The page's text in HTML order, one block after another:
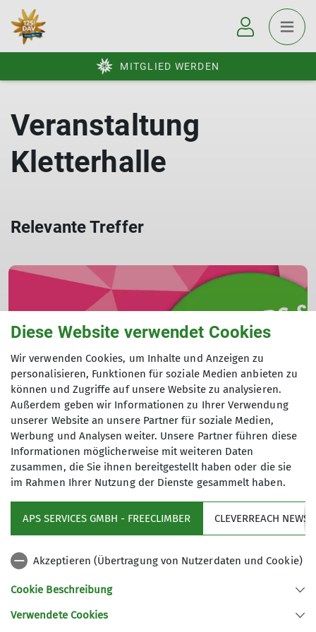
MITGLIED WERDEN
Veranstaltung
Kletterhalle
Relevante Treffer
Veranstaltung Kletterhalle
Kidscup & Speed Tag
Wettkampf
Am 25. und 26. Juli stehen mit dem KidsCup und dem
Speedtag zwei tolle Veranstaltungen für unseren Verein
Speedtag Sonntag 26.07.2026
Aktiv sein
Sektion Neu-Ulm des Deutschen Alpenvereins e.V.
Diese Website verwendet Cookies
Wir verwenden Cookies, um Inhalte und Anzeigen zu
personalisieren, Funktionen für soziale Medien anbieten zu
können und Zugriffe auf unsere Website zu analysieren.
Außerdem geben wir Informationen zu Ihrer Verwendung
unserer Website an unsere Partner für soziale Medien,
Werbung und Analysen weiter. Unsere Partner führen diese
Informationen möglicherweise mit weiteren Daten
zusammen, die Sie ihnen bereitgestellt haben oder die sie
im Rahmen Ihrer Nutzung der Dienste gesammelt haben.
APS SERVICES GMBH - FREECLIMBER CLEVERREACH
Akzeptieren (Übertragung von Nutzerdaten und Cookie)
Cookie Beschreibung
Verwendete Cookies